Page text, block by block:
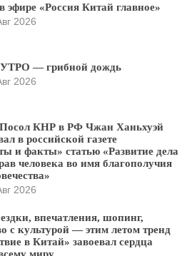
эфире «Россия Китай главное»
2026
— грибной дождь
2026
Посол КНР в РФ Чжан Ханьхуэй
в российской газете
и факты» статью «Развитие дела
человека во имя благополучия
2026
впечатления, шопинг,
с культурой — этим летом тренд
в Китай» завоевал сердца
миру